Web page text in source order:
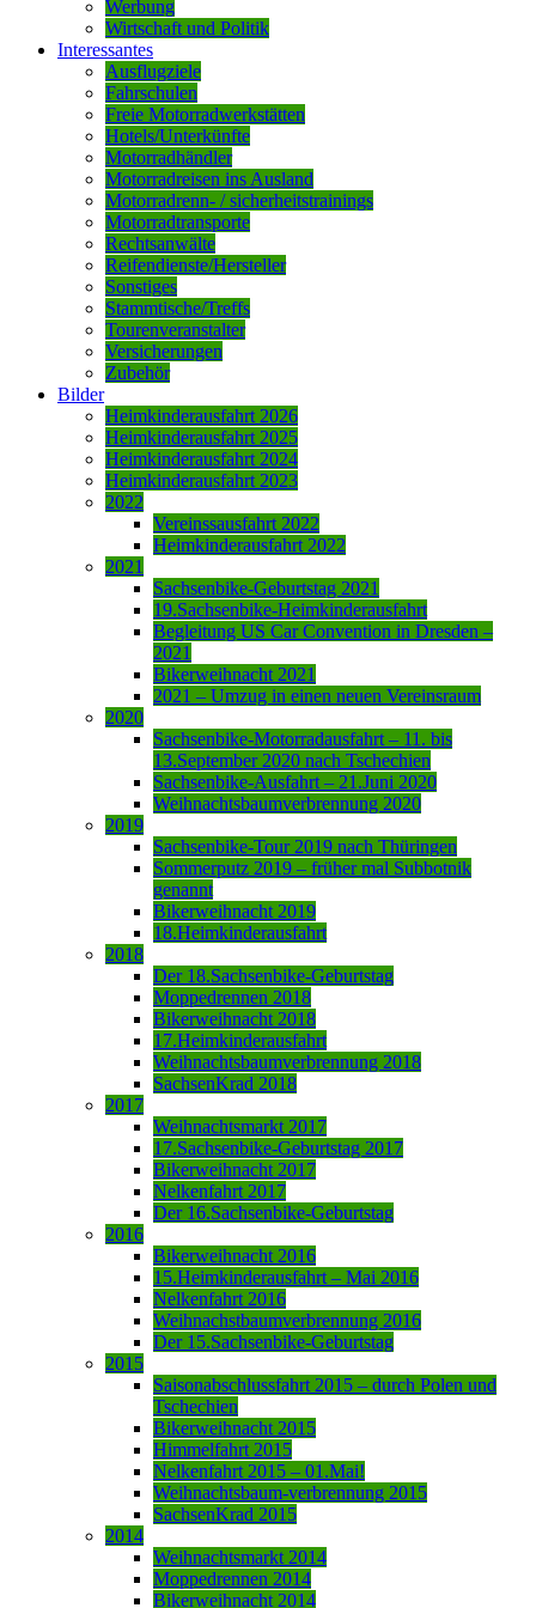
Werbung
Wirtschaft und Politik
Interessantes
Ausflugziele
Fahrschulen
Freie Motorradwerkstätten
Hotels/Unterkünfte
Motorradhändler
Motorradreisen ins Ausland
Motorradrenn- / sicherheitstrainings
Motorradtransporte
Rechtsanwälte
Reifendienste/Hersteller
Sonstiges
Stammtische/Treffs
Tourenveranstalter
Versicherungen
Zubehör
Bilder
Heimkinderausfahrt 2026
Heimkinderausfahrt 2025
Heimkinderausfahrt 2024
Heimkinderausfahrt 2023
2022
Vereinssausfahrt 2022
Heimkinderausfahrt 2022
2021
Sachsenbike-Geburtstag 2021
19.Sachsenbike-Heimkinderausfahrt
Begleitung US Car Convention in Dresden –
2021
Bikerweihnacht 2021
2021 – Umzug in einen neuen Vereinsraum
2020
Sachsenbike-Motorradausfahrt – 11. bis
13.September 2020 nach Tschechien
Sachsenbike-Ausfahrt – 21.Juni 2020
Weihnachtsbaumverbrennung 2020
2019
Sachsenbike-Tour 2019 nach Thüringen
Sommerputz 2019 – früher mal Subbotnik
genannt
Bikerweihnacht 2019
18.Heimkinderausfahrt
2018
Der 18.Sachsenbike-Geburtstag
Moppedrennen 2018
Bikerweihnacht 2018
17.Heimkinderausfahrt
Weihnachtsbaumverbrennung 2018
SachsenKrad 2018
2017
Weihnachtsmarkt 2017
17.Sachsenbike-Geburtstag 2017
Bikerweihnacht 2017
Nelkenfahrt 2017
Der 16.Sachsenbike-Geburtstag
2016
Bikerweihnacht 2016
15.Heimkinderausfahrt – Mai 2016
Nelkenfahrt 2016
Weihnachstbaumverbrennung 2016
Der 15.Sachsenbike-Geburtstag
2015
Saisonabschlussfahrt 2015 – durch Polen und
Tschechien
Bikerweihnacht 2015
Himmelfahrt 2015
Nelkenfahrt 2015 – 01.Mai!
Weihnachtsbaum-verbrennung 2015
SachsenKrad 2015
2014
Weihnachtsmarkt 2014
Moppedrennen 2014
Bikerweihnacht 2014